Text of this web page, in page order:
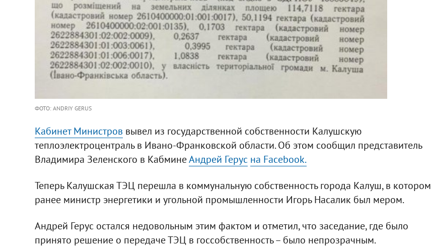
ФОТО: ANDRIY GERUS
Кабинет Министров вывел из государственной собственности Калушскую
теплоэлектроцентраль в Ивано-Франковской области. Об этом сообщил представитель
Владимира Зеленского в КабминеАндрей Герус на Facebook.
Теперь Калушская ТЭЦ перешла в коммунальную собственность города Калуш, в котором
ранее министр энергетики и угольной промышленности Игорь Насалик был мером.
Андрей Герус остался недовольным этим фактом и отметил, что заседание, где было
принято решение о передаче ТЭЦ в госсобственность – было непрозрачным.